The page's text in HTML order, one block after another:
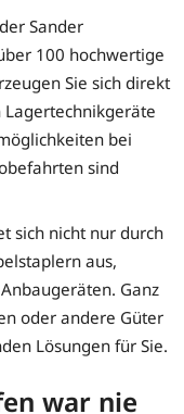
Sander
100 hochwertige
Sie sich direkt
bei
sind
sich nicht nur durch
aus,
Ganz
oder andere Güter
Lösungen für Sie.
war nie